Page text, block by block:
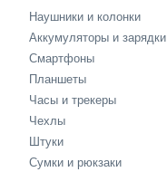
Наушники и колонки
Аккумуляторы и зарядки
Смартфоны
Планшеты
Часы и трекеры
Чехлы
Штуки
Сумки и рюкзаки